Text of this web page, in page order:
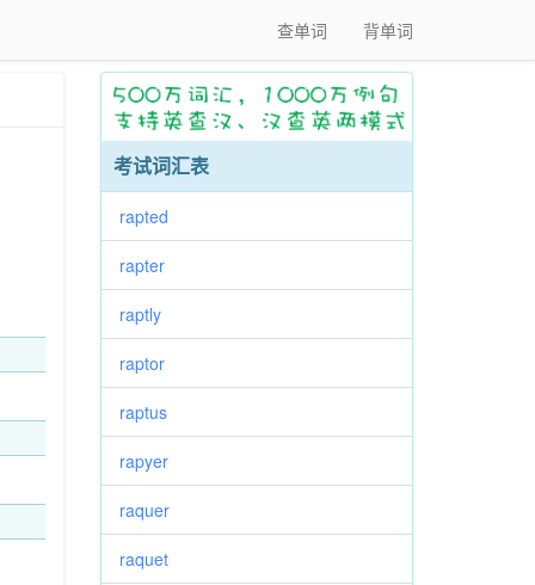
查单词 背单词
考试词汇表
rapted
rapter
raptly
raptor
raptus
rapyer
raquer
raquet